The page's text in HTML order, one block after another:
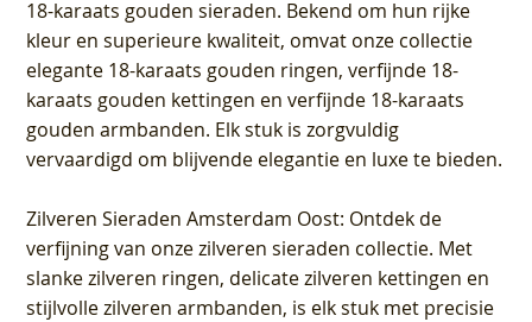
18-karaats gouden sieraden. Bekend om hun rijke
kleur en superieure kwaliteit, omvat onze collectie
elegante 18-karaats gouden ringen, verfijnde 18-
karaats gouden kettingen en verfijnde 18-karaats
gouden armbanden. Elk stuk is zorgvuldig
vervaardigd om blijvende elegantie en luxe te bieden.
Zilveren Sieraden Amsterdam Oost: Ontdek de
verfijning van onze zilveren sieraden collectie. Met
slanke zilveren ringen, delicate zilveren kettingen en
stijlvolle zilveren armbanden, is elk stuk met precisie